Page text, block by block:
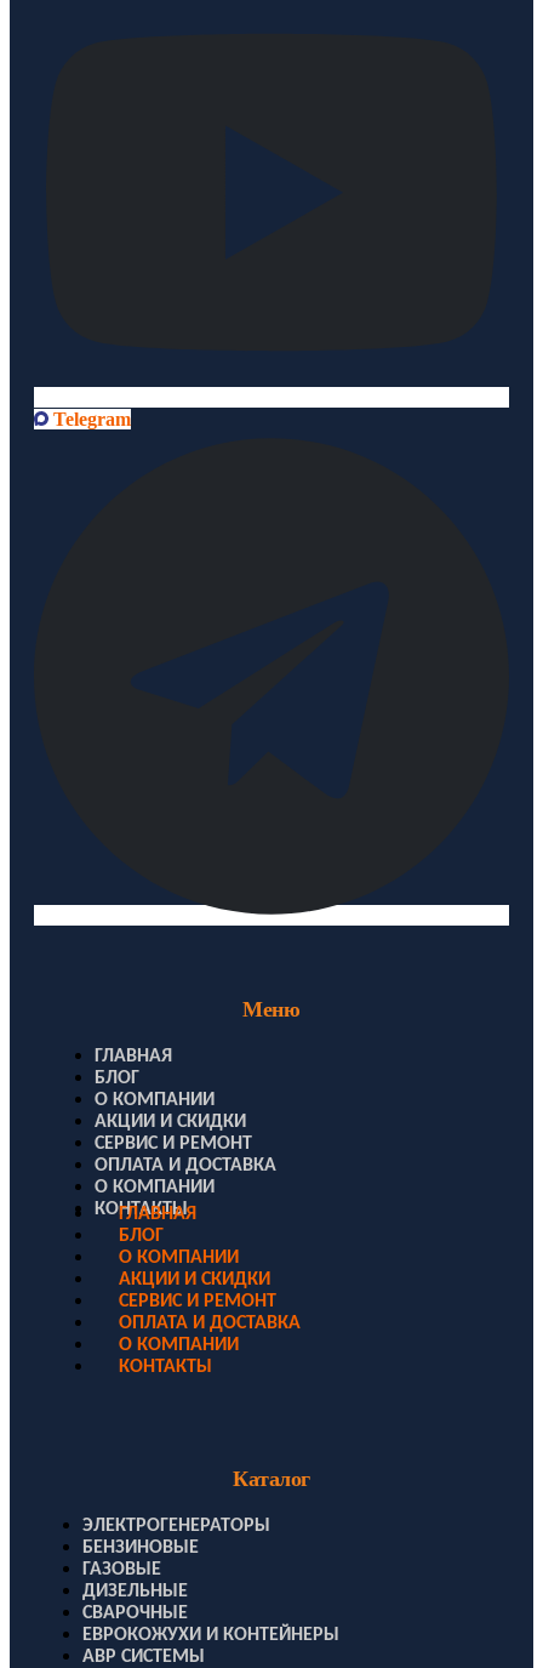
Telegram
Меню
ГЛАВНАЯ
БЛОГ
О КОМПАНИИ
АКЦИИ И СКИДКИ
СЕРВИС И РЕМОНТ
ОПЛАТА И ДОСТАВКА
О КОМПАНИИ
КОНТАКТЫ
ГЛАВНАЯ
БЛОГ
О КОМПАНИИ
АКЦИИ И СКИДКИ
СЕРВИС И РЕМОНТ
ОПЛАТА И ДОСТАВКА
О КОМПАНИИ
КОНТАКТЫ
Каталог
ЭЛЕКТРОГЕНЕРАТОРЫ
БЕНЗИНОВЫЕ
ГАЗОВЫЕ
ДИЗЕЛЬНЫЕ
СВАРОЧНЫЕ
ЕВРОКОЖУХИ И КОНТЕЙНЕРЫ
АВР СИСТЕМЫ